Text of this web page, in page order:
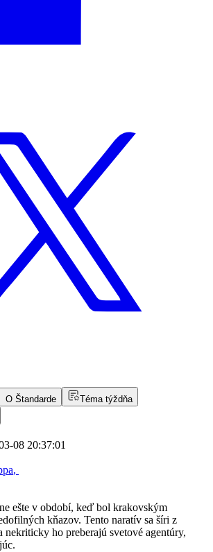
O Štandarde
Téma týždňa
08 20:37:01
,
ešte v období, keď bol krakovským
kňazov. Tento naratív sa šíri z
nekriticky ho preberajú svetové agentúry,